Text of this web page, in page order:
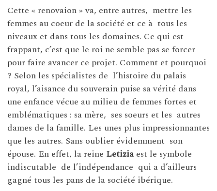
Cette « renovaion » va, entre autres, mettre les
femmes au coeur de la société et ce à tous les
niveaux et dans tous les domaines. Ce qui est
frappant, c’est que le roi ne semble pas se forcer
pour faire avancer ce projet. Comment et pourquoi
? Selon les spécialistes de l’histoire du palais
royal, l’aisance du souverain puise sa vérité dans
une enfance vécue au milieu de femmes fortes et
emblématiques : sa mère, ses soeurs et les autres
dames de la famille. Les unes plus impressionnantes
que les autres. Sans oublier évidemment son
épouse. En effet, la reine Letiziaest le symbole
indiscutable de l’indépendance qui a d’ailleurs
gagné tous les pans de la société ibérique.